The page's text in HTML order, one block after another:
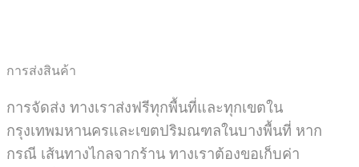
การส่งสินค้า
การจัดส่ง ทางเราส่งฟรีทุกพื้นที่และทุกเขตใน
กรุงเทพมหานครและเขตปริมณฑลในบางพื้นที่ หาก
กรณี เส้นทางไกลจากร้าน ทางเราต้องขอเก็บค่า